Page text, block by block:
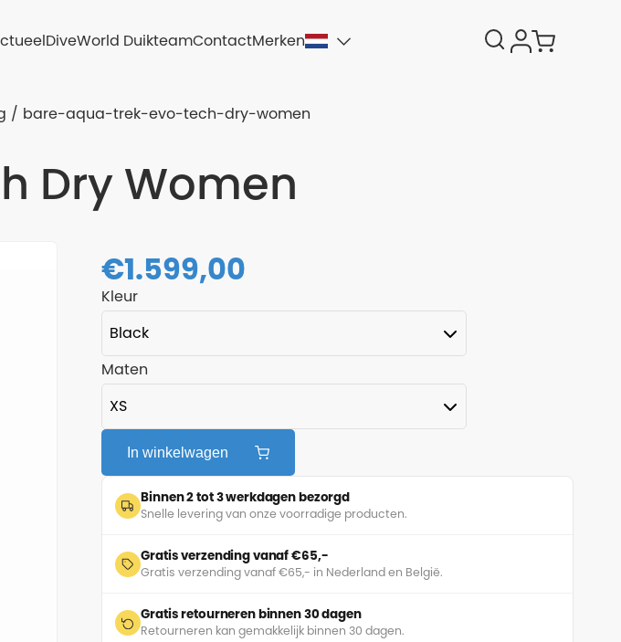
DiveWorld DuikteamContactMerken
bare-aqua-trek-evo-tech-dry-women
Dry Women
€1.599,00
Kleur
Maten
In winkelwagen
Binnen 2 tot 3 werkdagen bezorgd
Snelle levering van onze voorradige producten.
Gratis verzending vanaf €65,-
Gratis verzending vanaf €65,- in Nederland en België.
Gratis retourneren binnen 30 dagen
Retourneren kan gemakkelijk binnen 30 dagen.